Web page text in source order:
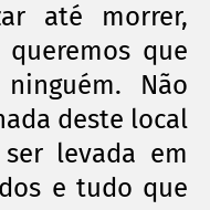
até morrer,
que
Não
deste local
levada em
e tudo que